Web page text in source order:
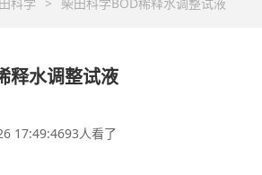
释水调整试液
17:49:4693人看了